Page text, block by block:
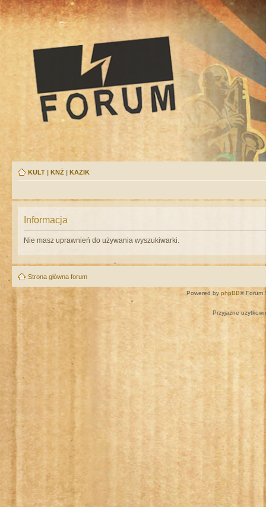
KULT | KNŻ | KAZIK
Informacja
Nie masz uprawnień do używania wyszukiwarki.
Strona główna forum
Powered by phpBB® Forum
Przyjazne